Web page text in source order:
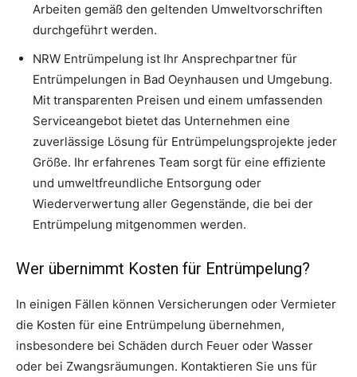
Arbeiten gemäß den geltenden Umweltvorschriften
durchgeführt werden.
NRW Entrümpelung ist Ihr Ansprechpartner für
Entrümpelungen in Bad Oeynhausen und Umgebung.
Mit transparenten Preisen und einem umfassenden
Serviceangebot bietet das Unternehmen eine
zuverlässige Lösung für Entrümpelungsprojekte jeder
Größe. Ihr erfahrenes Team sorgt für eine effiziente
und umweltfreundliche Entsorgung oder
Wiederverwertung aller Gegenstände, die bei der
Entrümpelung mitgenommen werden.
Wer übernimmt Kosten für Entrümpelung?
In einigen Fällen können Versicherungen oder Vermieter
die Kosten für eine Entrümpelung übernehmen,
insbesondere bei Schäden durch Feuer oder Wasser
oder bei Zwangsräumungen. Kontaktieren Sie uns für